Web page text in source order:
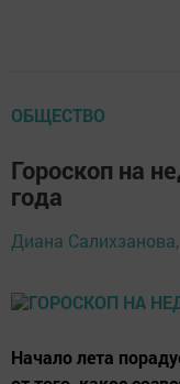
ОБЩЕСТВО
Гороскоп на
года
Диана Салихзанова,
Начало лета